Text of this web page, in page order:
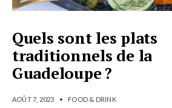
Quels sont les plats
traditionnels de la
Guadeloupe ?
AOÛT 7, 2023 • FOOD & DRINK